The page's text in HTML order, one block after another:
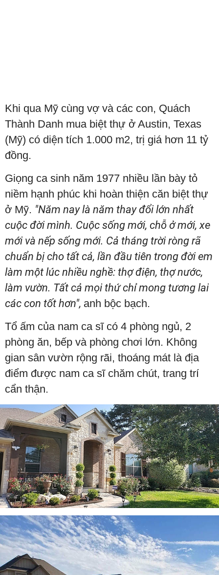
Khi qua Mỹ cùng vợ và các con, Quách
Thành Danh mua biệt thự ở Austin, Texas
(Mỹ) có diện tích 1.000 m2, trị giá hơn 11 tỷ
đồng.
Giọng ca sinh năm 1977 nhiều lần bày tỏ
niềm hạnh phúc khi hoàn thiện căn biệt thự
ở Mỹ. "Năm nay là năm thay đổi lớn nhất
cuộc đời mình. Cuộc sống mới, chỗ ở mới, xe
mới và nếp sống mới. Cả tháng trời ròng rã
chuẩn bị cho tất cả, lần đầu tiên trong đời em
làm một lúc nhiều nghề: thợ điện, thợ nước,
làm vườn. Tất cả mọi thứ chỉ mong tương lai
các con tốt hơn", anh bộc bạch.
Tổ ấm của nam ca sĩ có 4 phòng ngủ, 2
phòng ăn, bếp và phòng chơi lớn. Không
gian sân vườn rộng rãi, thoáng mát là địa
điểm được nam ca sĩ chăm chút, trang trí
cẩn thận.